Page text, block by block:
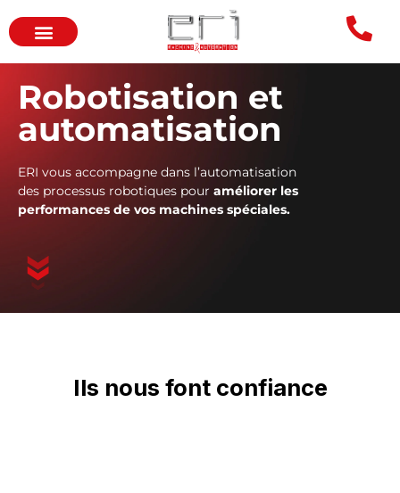
Robotisation et
automatisation
ERI vous accompagne dans l’automatisation
des processus robotiques pour améliorer les
performances de vos machines spéciales.
Ils nous font confiance